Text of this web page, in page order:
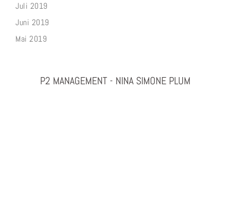
Juli 2019
Juni 2019
Mai 2019
P2 MANAGEMENT - NINA SIMONE PLUM